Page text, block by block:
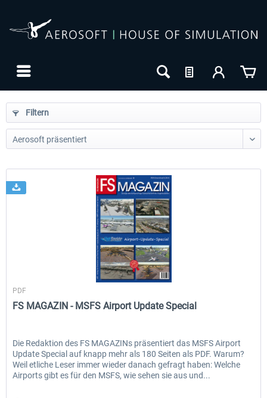
EmergencyDispatcherPro - 24h Free
0,00 € * 35,69 € *
Filtern
VST Verlag GmbH
PDF
FS MAGAZIN - MSFS Airport Update Special
Die Redaktion des FS MAGAZINs präsentiert das MSFS Airport
Update Special auf knapp mehr als 180 Seiten als PDF. Warum?
Weil etliche Leser immer wieder danach gefragt haben: Welche
Airports gibt es für den MSFS, wie sehen sie aus und...